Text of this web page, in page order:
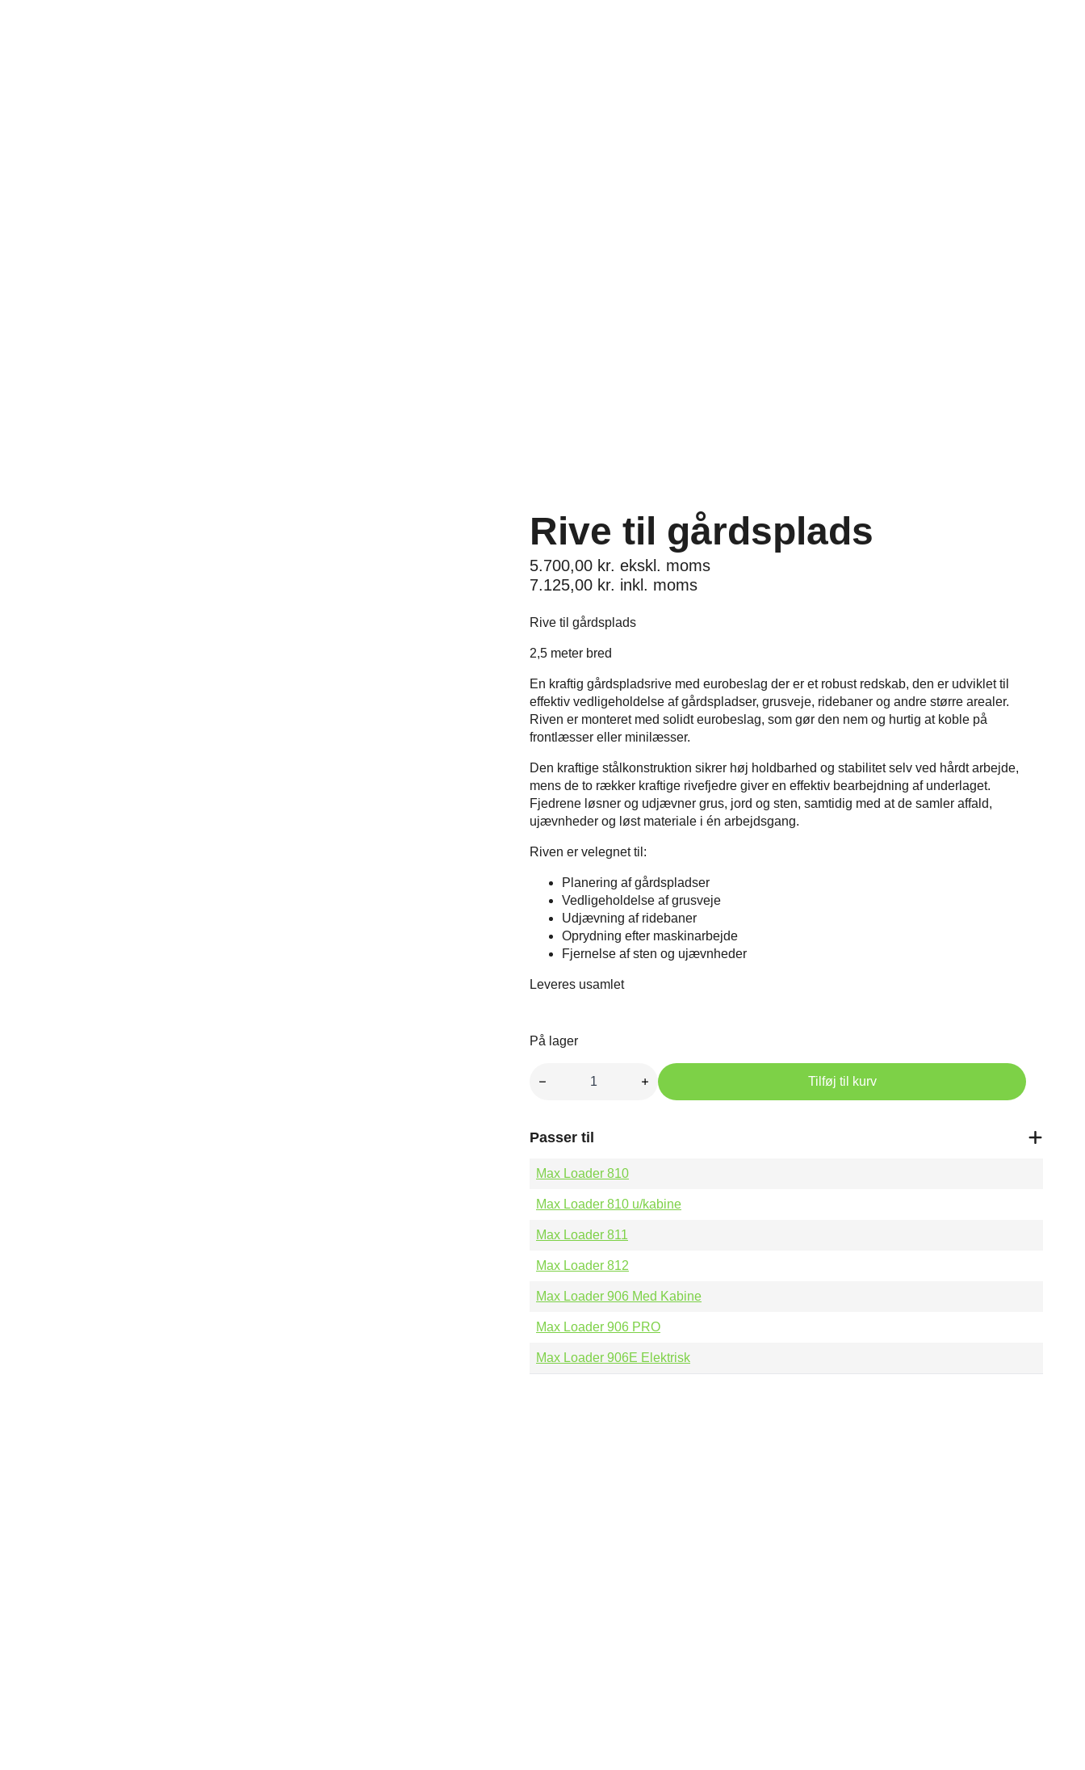
Rive til gårdsplads
5.700,00 kr. ekskl. moms
7.125,00 kr. inkl. moms
Rive til gårdsplads
2,5 meter bred
En kraftig gårdspladsrive med eurobeslag der er et robust redskab, den er udviklet til
effektiv vedligeholdelse af gårdspladser, grusveje, ridebaner og andre større arealer.
Riven er monteret med solidt eurobeslag, som gør den nem og hurtig at koble på
frontlæsser eller minilæsser.
Den kraftige stålkonstruktion sikrer høj holdbarhed og stabilitet selv ved hårdt arbejde,
mens de to rækker kraftige rivefjedre giver en effektiv bearbejdning af underlaget.
Fjedrene løsner og udjævner grus, jord og sten, samtidig med at de samler affald,
ujævnheder og løst materiale i én arbejdsgang.
Riven er velegnet til:
Planering af gårdspladser
Vedligeholdelse af grusveje
Udjævning af ridebaner
Oprydning efter maskinarbejde
Fjernelse af sten og ujævnheder
Leveres usamlet
På lager
Tilføj til kurv
Passer til
Max Loader 810
Max Loader 810 u/kabine
Max Loader 811
Max Loader 812
Max Loader 906 Med Kabine
Max Loader 906 PRO
Max Loader 906E Elektrisk